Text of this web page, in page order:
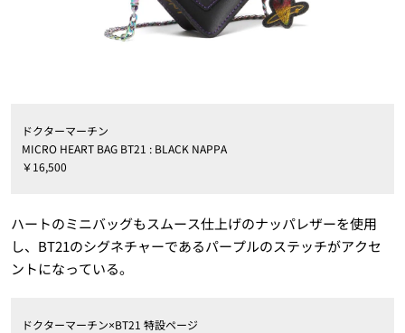
ドクターマーチン
MICRO HEART BAG BT21 : BLACK NAPPA
￥16,500
ハートのミニバッグもスムース仕上げのナッパレザーを使用
し、BT21のシグネチャーであるパープルのステッチがアクセ
ントになっている。
ドクターマーチン×BT21 特設ページ